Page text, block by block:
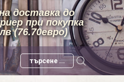
доставка до
при покупка
(76.70евро)